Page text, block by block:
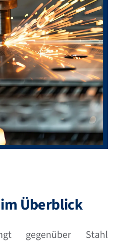
Überblick
gegenüber Stahl